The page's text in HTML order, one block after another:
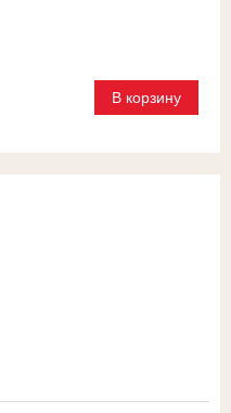
В корзину